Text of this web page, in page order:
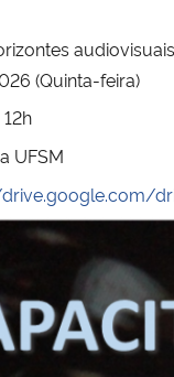
(Quinta-feira)
UFSM
google.com/